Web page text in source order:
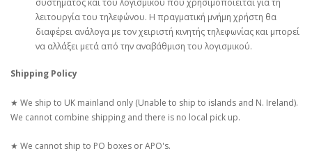
συστήματος και του λογισμικού που χρησιμοποιείται για τη
λειτουργία του τηλεφώνου. Η πραγματική μνήμη χρήστη θα
διαφέρει ανάλογα με τον χειριστή κινητής τηλεφωνίας και μπορεί
να αλλάξει μετά από την αναβάθμιση του λογισμικού.
Shipping Policy
★ We ship to UK mainland only (Unable to ship to islands and N. Ireland).
We cannot combine shipping and there is no local pick up.
★ We cannot ship to PO boxes or APO's.